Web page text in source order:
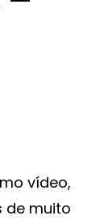
vídeo,
de muito